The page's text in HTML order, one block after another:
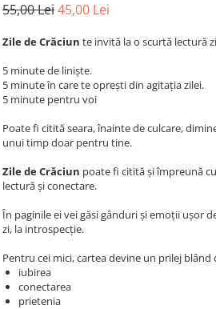
55,00 Lei45,00 Lei
Zile de Crăciun te invită la o scurtă lectură
5 minute de liniște.
5 minute în care te oprești din agitația zilei.
5 minute pentru voi
Poate fi citită seara, înainte de culcare,
unui timp doar pentru tine.
Zile de Crăciun poate fi citită și împreună
lectură și conectare.
În paginile ei vei găsi gânduri și emoții ușor
zi, la introspecție.
Pentru cei mici, cartea devine un prilej blând
iubirea
conectarea
prietenia